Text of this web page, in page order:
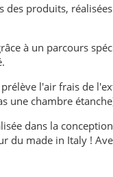
des produits,
à un parcours
prélève l'air frais de
une chambre
dans la
du made in Italy !